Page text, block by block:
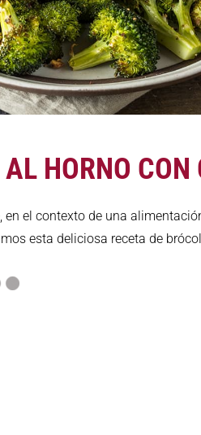
HORNO
el contexto de una
esta deliciosa receta de